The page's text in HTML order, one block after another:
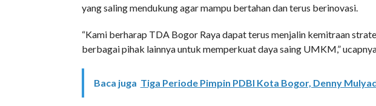
yang saling mendukung agar mampu bertahan dan terus berinovasi.
“Kami berharap TDA Bogor Raya dapat terus menjalin kemitraan
berbagai pihak lainnya untuk memperkuat daya saing UMKM,”
Baca juga Tiga Periode Pimpin PDBI Kota Bogor, Denny